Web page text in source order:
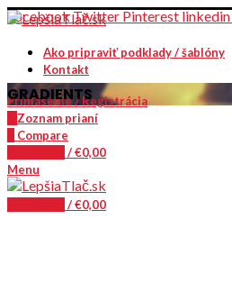
FacebookTwitterPinterestlinkedin
Ako pripraviť podklady / šablóny
Kontakt
Prihlásenie / Registrácia
Zoznam prianí
Compare
/€0,00
Menu
/€0,00
GRADIENTS